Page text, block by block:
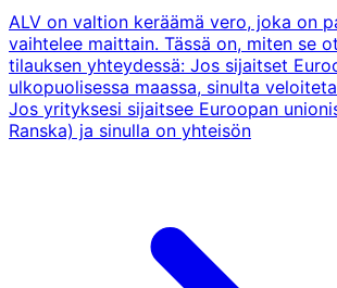
ALV on valtion keräämä vero, joka on
vaihtelee maittain. Tässä on, miten se
tilauksen yhteydessä: Jos sijaitset
ulkopuolisessa maassa, sinulta
Jos yrityksesi sijaitsee Euroopan
Ranska) ja sinulla on yhteisön